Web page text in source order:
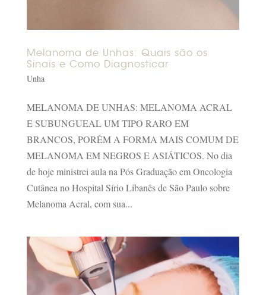
Melanoma de Unhas: Quais são os
Sinais e Como Diagnosticar
Unha
MELANOMA DE UNHAS: MELANOMA ACRAL
E SUBUNGUEAL UM TIPO RARO EM
BRANCOS, PORÉM A FORMA MAIS COMUM DE
MELANOMA EM NEGROS E ASIÁTICOS. No dia
de hoje ministrei aula na Pós Graduação em Oncologia
Cutânea no Hospital Sírio Libanês de São Paulo sobre
Melanoma Acral, com sua...